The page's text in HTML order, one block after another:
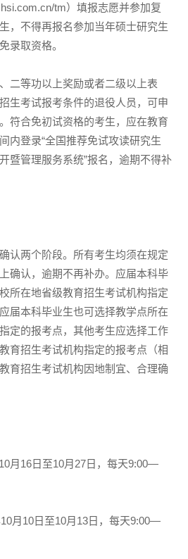
tm）填报志愿并参加复
，不得再报名参加当年硕士研究生
录取资格。
二等功以上奖励或者二级以上表
生考试报考条件的退役人员，可申
符合免初试资格的考生，应在教育
内登录“全国推荐免试攻读研究生
暨管理服务系统”报名，逾期不得补
认两个阶段。所有考生均须在规定
确认，逾期不再补办。应届本科毕
所在地省级教育招生考试机构指定
届本科毕业生也可选择教学点所在
定的报考点，其他考生应选择工作
育招生考试机构指定的报考点（相
育招生考试机构因地制宜、合理确
月16日至10月27日，每天9:00—
月10日至10月13日，每天9:00—